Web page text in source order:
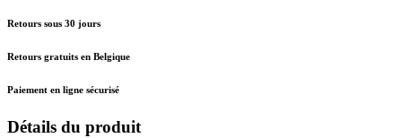
Retours sous 30 jours
Retours gratuits en Belgique
Paiement en ligne sécurisé
Détails du produit